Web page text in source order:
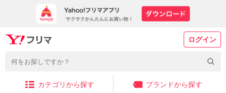
ログイン
カテゴリから探す ブランドから探す